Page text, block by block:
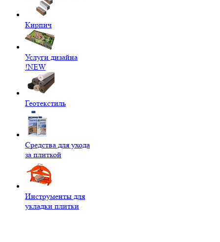
Кирпич
Услуги дизайна
!NEW
Геотекстиль
Средства для ухода
за плиткой
Инструменты для
укладки плитки